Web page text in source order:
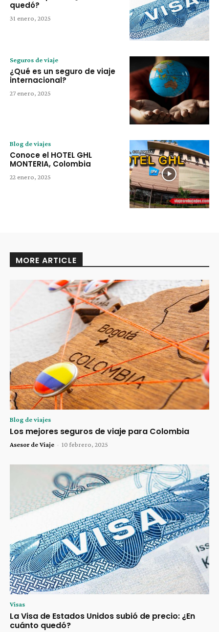
quedó?
31 enero, 2025
Seguros de viaje
¿Qué es un seguro de viaje
internacional?
27 enero, 2025
Blog de viajes
Conoce el HOTEL GHL
MONTERIA, Colombia
22 enero, 2025
MORE ARTICLE
Blog de viajes
Los mejores seguros de viaje para Colombia
Asesor de Viaje - 10 febrero, 2025
Visas
La Visa de Estados Unidos subió de precio: ¿En
cuánto quedó?